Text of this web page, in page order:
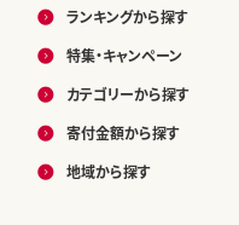
ランキングから探す
特集・キャンペーン
カテゴリーから探す
寄付金額から探す
地域から探す